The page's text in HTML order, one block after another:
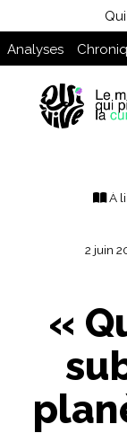
Analyses
À
2 juin
«